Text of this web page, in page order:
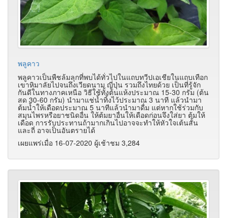
พลูคาว
พลูคาวเป็นพืชล้มลุกที่พบได้ทั่วไปในแถบทวีปเอเชียในแถบเทือก
เขาหิมาลัยไปจนถึงเวียดนาม ญี่ปุ่น รวมถึงไทยด้วย เป็นที่รู้จัก
กันดีในทางภาคเหนือ วิธีใช้ทั้งต้นแห้งประมาณ 15-30 กรัม (ต้น
สด 30-60 กรัม) นำมาแช่น้ำทิ้งไว้ประมาณ 3 นาที แล้วนำมา
ต้มน้ำให้เดือดประมาณ 5 นาทีแล้วนำมาดื่ม แต่หากใช้ร่วมกับ
สมุนไพรหรือยาชนิดอื่น ให้ต้มยาอื่นให้เดือดก่อนจึงใส่ยา ต้มให้
เดือด การรับประทานถ้ามากเกินไปอาจจะทำให้หัวใจเต้นสั้น
และถี่ อาจเป็นอันตรายได้
เผยแพร่เมื่อ 16-07-2020 ผู้เช้าชม 3,284